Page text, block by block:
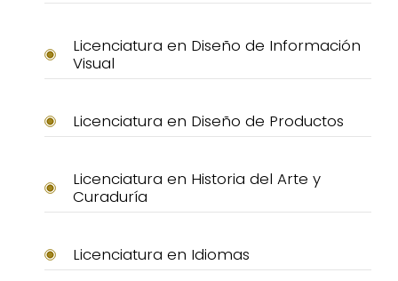
Licenciatura en Diseño de Información
Visual
Licenciatura en Diseño de Productos
Licenciatura en Historia del Arte y
Curaduría
Licenciatura en Idiomas